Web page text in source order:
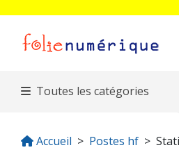
Toutes les catégories
Accueil Postes hf